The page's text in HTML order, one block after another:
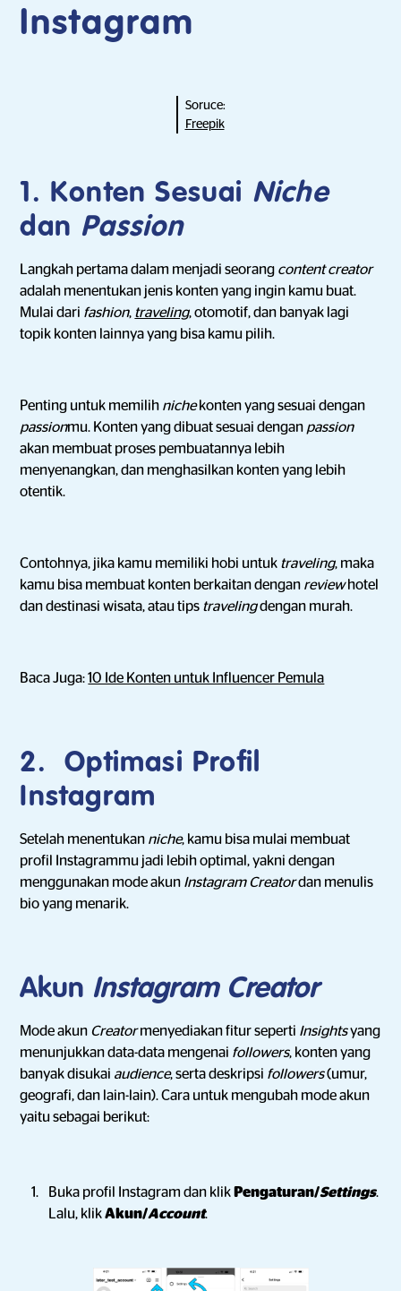
Instagram
Soruce:
Freepik
1. Konten Sesuai Niche
dan Passion
Langkah pertama dalam menjadi seorang content creator
adalah menentukan jenis konten yang ingin kamu buat.
Mulai dari fashion, traveling, otomotif, dan banyak lagi
topik konten lainnya yang bisa kamu pilih.
Penting untuk memilih nichekonten yang sesuai dengan
passionmu. Konten yang dibuat sesuai dengan passion
akan membuat proses pembuatannya lebih
menyenangkan, dan menghasilkan konten yang lebih
otentik.
Contohnya, jika kamu memiliki hobi untuk traveling, maka
kamu bisa membuat konten berkaitan dengan reviewhotel
dan destinasi wisata, atau tips travelingdengan murah.
Baca Juga:10 Ide Konten untuk Influencer Pemula
2. Optimasi Profil
Instagram
Setelah menentukan niche, kamu bisa mulai membuat
profil Instagrammu jadi lebih optimal, yakni dengan
menggunakan mode akun Instagram Creatordan menulis
bio yang menarik.
Akun Instagram Creator
Mode akun Creatormenyediakan fitur seperti Insightsyang
menunjukkan data-data mengenai followers, konten yang
banyak disukai audience, serta deskripsi followers(umur,
geografi, dan lain-lain). Cara untuk mengubah mode akun
yaitu sebagai berikut:
Buka profil Instagram dan klik Pengaturan/Settings.
Lalu, klikAkun/Account.